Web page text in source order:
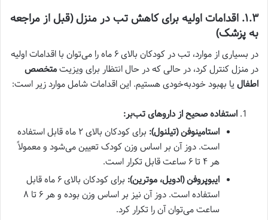
۱.۳. اقدامات اولیه برای کاهش تب در منزل (قبل از مراجعه
به پزشک)
در بسیاری از موارد، تب در کودکان بالای ۶ ماه را می‌توان با اقدامات اولیه
در منزل کنترل کرد، در حالی که در حال انتظار برای ویزیتمتخصص
اطفال یا بهبود خودبه‌خودی هستیم. این اقدامات شامل موارد زیر است:
استفاده صحیح از داروهای تب‌بر:
استامینوفن (تیلنول):
برای کودکان بالای ۲ ماه قابل استفاده
است. دوز آن بر اساس وزن کودک تعیین می‌شود و معمولاً
هر ۴ تا ۶ ساعت قابل تکرار است.
ایبوپروفن (ادویل، موترین):
برای کودکان بالای ۶ ماه قابل
استفاده است. دوز آن نیز بر اساس وزن بوده و هر ۶ تا ۸
ساعت می‌توان آن را تکرار کرد.